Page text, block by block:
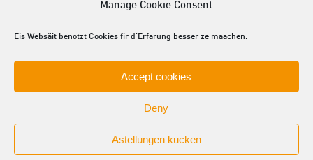
Manage Cookie Consent
Eis Websäit benotzt Cookies fir d'Erfarung besser ze maachen.
Accept cookies
Deny
Astellungen kucken
No RCSL
© 2025 ACEL - de Studentevertrieder